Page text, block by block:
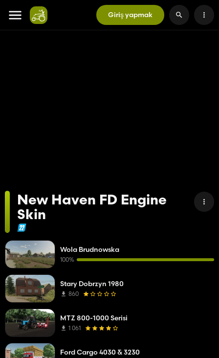
Giriş yapmak
New Haven FD Engine
Skin
Wola Brudnowska
100%
Stary Dobrzyn 1980
860
MTZ 800-1000 Serisi
1 061
Ford Cargo 4030 & 3230